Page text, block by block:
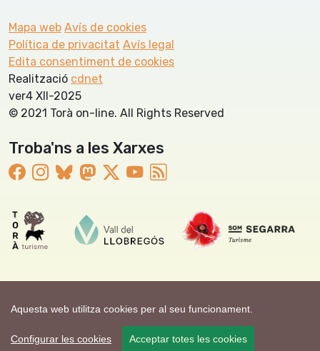
Aquesta web utilitza cookies per al seu funcionament.
Configurar les cookies Acceptar totes les cookies
Mapa web Avís de cookies
Política de privacitat Avís legal
Edita consentiment de cookies
Realització cdnet
ver4 XII-2025
© 2021 Torà on-line. All Rights Reserved
Troba'ns a les Xarxes